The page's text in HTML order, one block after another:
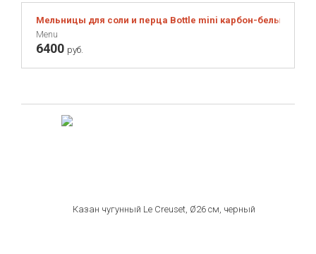
Мельницы для соли и перца Bottle mini карбон-белый
Menu
6400 руб.